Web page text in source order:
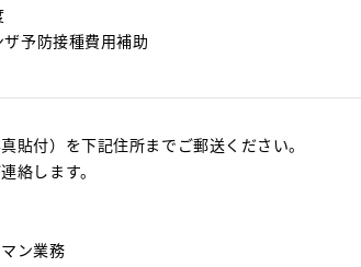
予防接種費用補助
貼付）を下記住所までご郵送ください。
絡します。
ン業務